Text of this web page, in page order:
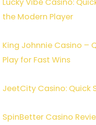
Lucky Vibe Casino:
the Modern Player
King Johnnie Casino –
Play for Fast Wins
JeetCity Casino: Quick
SpinBetter Casino